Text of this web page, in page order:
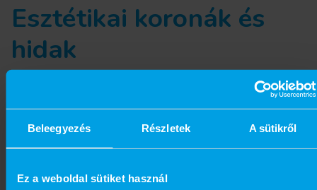
Beleegyezés Részletek A sütikről
Ez a weboldal sütiket használ
Esztétikai koronák és
hidak
hiányzik, a modern esztétikai fogpótlások
jelenthetik a megoldást. A korszerű
cirkónium koronák és hidak nemcsak
erősek és tartósak, hanem